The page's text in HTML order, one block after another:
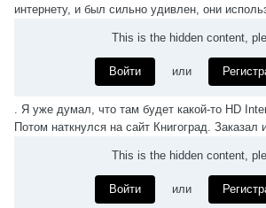
интернету, и был сильно удивлен, они
This is the hidden content,
Войти или
. Я уже думал, что там будет какой-то HD
Потом наткнулся на сайт Книгоград. Заказал
This is the hidden content,
Войти или